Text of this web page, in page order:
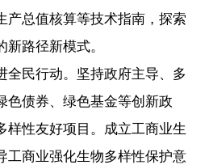
产总值核算等技术指南，探索
路径新模式。
全民行动。坚持政府主导、多
色债券、绿色基金等创新政
样性友好项目。成立工商业生
工商业强化生物多样性保护意